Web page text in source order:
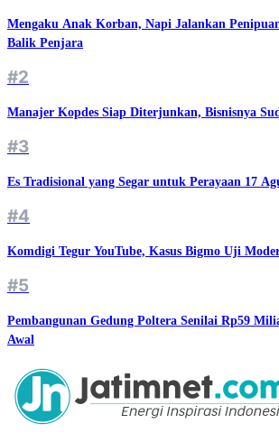
Mengaku Anak Korban, Napi Jalankan
Balik Penjara
#2
Manajer Kopdes Siap Diterjunkan, Bisnisnya
#3
Es Tradisional yang Segar untuk Perayaan 17
#4
Komdigi Tegur YouTube, Kasus Bigmo Uji
#5
Pembangunan Gedung Poltera Senilai Rp59
Awal